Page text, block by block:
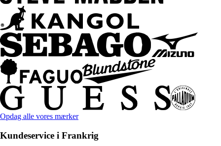
Opdag alle vores mærker
Kundeservice i Frankrig